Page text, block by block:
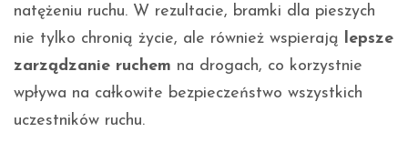
natężeniu ruchu. W rezultacie, bramki dla pieszych
nie tylko chronią życie, ale również wspierają lepsze
zarządzanie ruchem na drogach, co korzystnie
wpływa na całkowite bezpieczeństwo wszystkich
uczestników ruchu.